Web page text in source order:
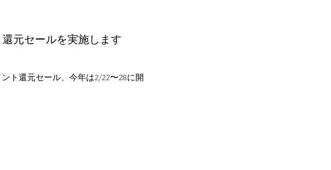
還元セールを実施します
ト還元セール、今年は2/22〜28に開